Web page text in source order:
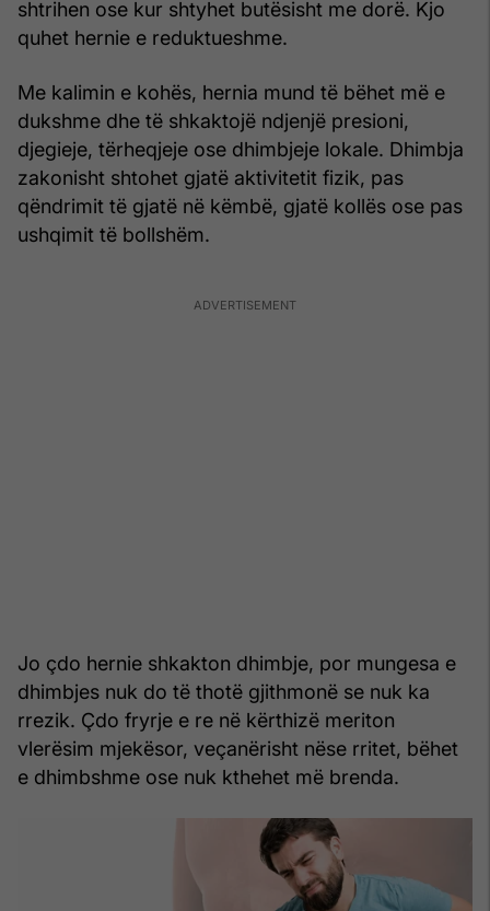
shtrihen ose kur shtyhet butësisht me dorë. Kjo
quhet hernie e reduktueshme.
Me kalimin e kohës, hernia mund të bëhet më e
dukshme dhe të shkaktojë ndjenjë presioni,
djegieje, tërheqjeje ose dhimbjeje lokale. Dhimbja
zakonisht shtohet gjatë aktivitetit fizik, pas
qëndrimit të gjatë në këmbë, gjatë kollës ose pas
ushqimit të bollshëm.
Jo çdo hernie shkakton dhimbje, por mungesa e
dhimbjes nuk do të thotë gjithmonë se nuk ka
rrezik. Çdo fryrje e re në kërthizë meriton
vlerësim mjekësor, veçanërisht nëse rritet, bëhet
e dhimbshme ose nuk kthehet më brenda.